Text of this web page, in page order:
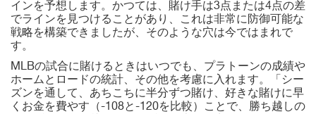
インを予想します。かつては、賭け手は3点または4点の差
でラインを見つけることがあり、これは非常に防御可能な
戦略を構築できましたが、そのような穴は今ではまれで
す。
MLBの試合に賭けるときはいつでも、プラトーンの成績や
ホームとロードの統計、その他を考慮に入れます。「シー
ズンを通して、あちこちに半分ずつ賭け、好きな賭けに早
くお金を費やす（-108と-120を比較）ことで、勝ち越しの